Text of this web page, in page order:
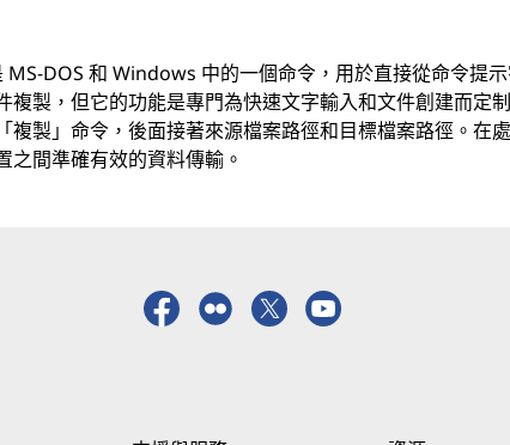
DOS 和 Windows 中的一個命令，用於直接從命令提
製，但它的功能是專門為快速文字輸入和文件創建而定
製」命令，後面接著來源檔案路徑和目標檔案路徑。在
間準確有效的資料傳輸。